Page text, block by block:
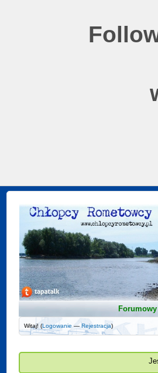
Forumowy
Witaj! (Logowanie —Rejestracja)